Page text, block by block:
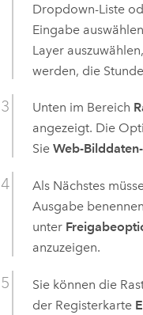
Dropdown-Liste
Eingabe
Layer
werden, die
Unten im Bereich
angezeigt. Die
SieWeb-
Als Nächstes
Ausgabe
unter
anzuzeigen.
Sie können die
der Registerkarte